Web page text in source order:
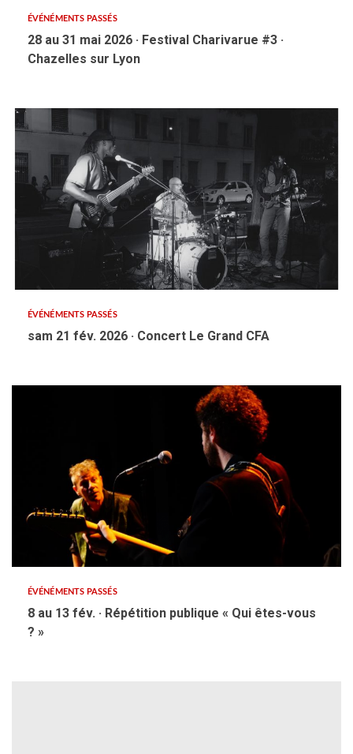
ÉVÉNÉMENTS PASSÉS
28 au 31 mai 2026 · Festival Charivarue #3 ·
Chazelles sur Lyon
ÉVÉNÉMENTS PASSÉS
sam 21 fév. 2026 · Concert Le Grand CFA
ÉVÉNÉMENTS PASSÉS
8 au 13 fév. · Répétition publique « Qui êtes-vous
? »